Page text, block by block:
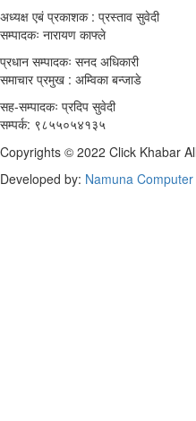
अध्यक्ष एबं प्रकाशक : प्रस्ताव सुवेदी
सम्पादकः नारायण काफ्ले
प्रधान सम्पादकः सनद अधिकारी
समाचार प्रमुख : अम्विका बन्जाडे
सह-सम्पादकः प्रदिप सुवेदी
सम्पर्क: ९८५५०५४१३५
Copyrights © 2022 Click Khabar
Developed by: Namuna Computer